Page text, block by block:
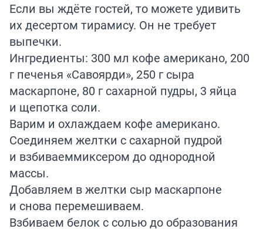
Если вы ждёте гостей, то можете удивить
их десертом тирамису. Он не требует
выпечки.
Ингредиенты: 300 мл кофе американо, 200
г печенья «Савоярди», 250 г сыра
маскарпоне, 80 г сахарной пудры, 3 яйца
и щепотка соли.
Варим и охлаждаем кофе американо.
Соединяем желтки с сахарной пудрой
и взбиваеммиксером до однородной
массы.
Добавляем в желтки сыр маскарпоне
и снова перемешиваем.
Взбиваем белок с солью до образования